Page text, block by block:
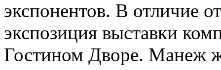
экспонентов. В отличие
экспозиция выставки
Гостином Дворе. Манеж